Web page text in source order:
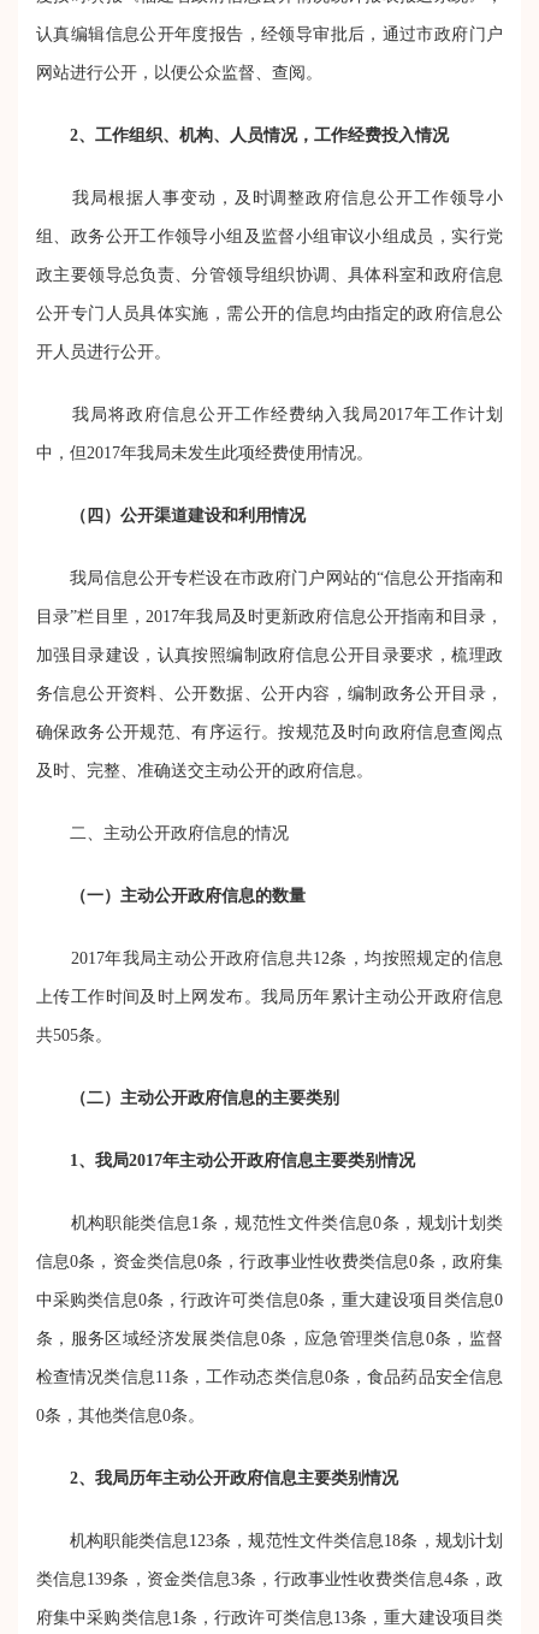
认真编辑信息公开年度报告，经领导审批后，通过市政府门户
网站进行公开，以便公众监督、查阅。
2、工作组织、机构、人员情况，工作经费投入情况
我局根据人事变动，及时调整政府信息公开工作领导小
组、政务公开工作领导小组及监督小组审议小组成员，实行党
政主要领导总负责、分管领导组织协调、具体科室和政府信息
公开专门人员具体实施，需公开的信息均由指定的政府信息公
开人员进行公开。
我局将政府信息公开工作经费纳入我局2017年工作计划
中，但2017年我局未发生此项经费使用情况。
（四）公开渠道建设和利用情况
我局信息公开专栏设在市政府门户网站的“信息公开指南和
目录”栏目里，2017年我局及时更新政府信息公开指南和目录，
加强目录建设，认真按照编制政府信息公开目录要求，梳理政
务信息公开资料、公开数据、公开内容，编制政务公开目录，
确保政务公开规范、有序运行。按规范及时向政府信息查阅点
及时、完整、准确送交主动公开的政府信息。
二、主动公开政府信息的情况
（一）主动公开政府信息的数量
2017年我局主动公开政府信息共12条，均按照规定的信息
上传工作时间及时上网发布。我局历年累计主动公开政府信息
共505条。
（二）主动公开政府信息的主要类别
1、我局2017年主动公开政府信息主要类别情况
机构职能类信息1条，规范性文件类信息0条，规划计划类
信息0条，资金类信息0条，行政事业性收费类信息0条，政府集
中采购类信息0条，行政许可类信息0条，重大建设项目类信息0
条，服务区域经济发展类信息0条，应急管理类信息0条，监督
检查情况类信息11条，工作动态类信息0条，食品药品安全信息
0条，其他类信息0条。
2、我局历年主动公开政府信息主要类别情况
机构职能类信息123条，规范性文件类信息18条，规划计划
类信息139条，资金类信息3条，行政事业性收费类信息4条，政
府集中采购类信息1条，行政许可类信息13条，重大建设项目类